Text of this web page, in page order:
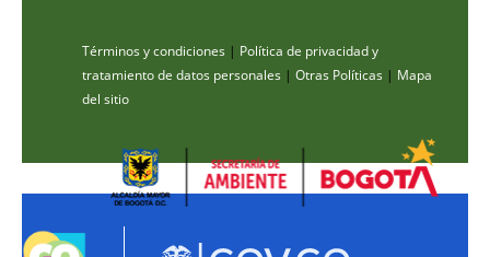
Términos y condiciones | Política de privacidad y
tratamiento de datos personales | Otras Políticas | Mapa
del sitio